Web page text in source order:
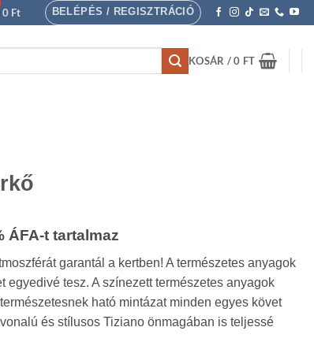
0 Ft BELÉPÉS / REGISZTRÁCIÓ
KOSÁR /0 FT
Ft
Ft
ÁFA-t tartalmaz
garantál a kertben! A természetes anyagok
egyedivé tesz. A színezett természetes anyagok
ható mintázat minden egyes követ
és stílusos Tiziano önmagában is teljessé